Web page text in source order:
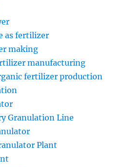
as fertilizer
making
manufacturing
fertilizer production
Granulation Line
Plant